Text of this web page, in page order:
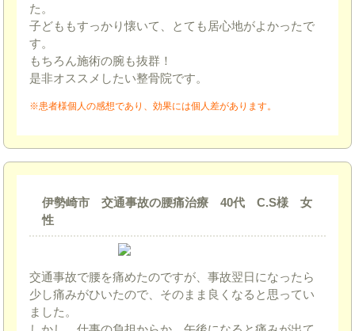
た。
子どももすっかり懐いて、とても居心地がよかったで
す。
もちろん施術の腕も抜群！
是非オススメしたい整骨院です。
※患者様個人の感想であり、効果には個人差があります。
伊勢崎市 交通事故の腰痛治療 40代 C.S様 女
性
交通事故で腰を痛めたのですが、事故翌日になったら
少し痛みがひいたので、そのまま良くなると思ってい
ました。